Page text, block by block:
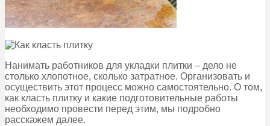
Нанимать работников для укладки плитки – дело не
столько хлопотное, сколько затратное. Организовать и
осуществить этот процесс можно самостоятельно. О том,
как класть плитку и какие подготовительные работы
необходимо провести перед этим, мы подробно
расскажем далее.